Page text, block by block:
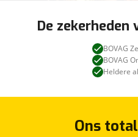
De zekerheden
BOVAG
BOVAG
Heldere
Ons